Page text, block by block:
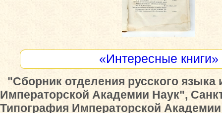
«Интересные книги»
"Сборник отделения русского языка
Императорской Академии Наук",
Типография Императорской Академии